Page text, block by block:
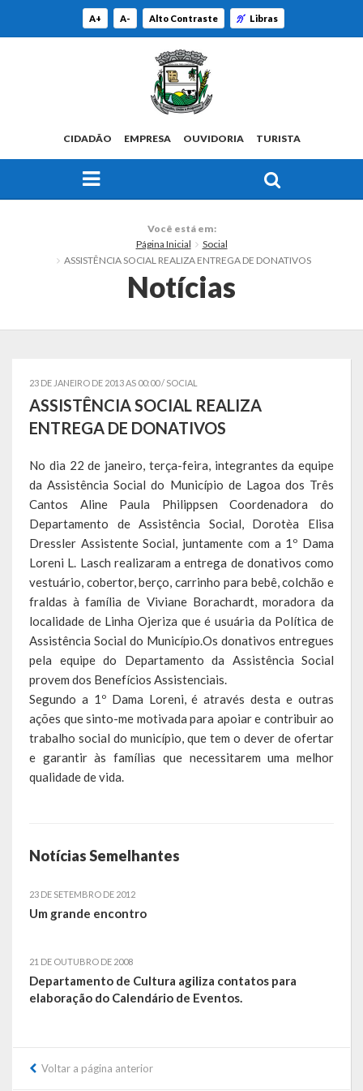
A+ A- Alto Contraste Libras
CIDADÃO EMPRESA OUVIDORIA TURISTA
Histórico
Governo
Administração
Ex-Administradores
Conselhos Municipais
Secretarias
Administração, Fazenda e Planejamento
Desenvolvimento Econômico
Desenvolvimento Social
Educação, Cultura, Turismo, Desporto e Lazer
Obras, Serviços Urbanos e Trânsito
Saúde
Histórias
A História da Comunidade Católica Nossa Senhora de Lourdes
de Vila Seca
A história da Comunidade Católica São Paulo de Lagoa dos Três
Cantos
Você está em:
Página Inicial
Social
ASSISTÊNCIA SOCIAL REALIZA ENTREGA DE DONATIVOS
Notícias
23 DE JANEIRO DE 2013 AS 00:00 / SOCIAL
ASSISTÊNCIA SOCIAL REALIZA
ENTREGA DE DONATIVOS
No dia 22 de janeiro, terça-feira, integrantes da equipe
da Assistência Social do Município de Lagoa dos Três
Cantos Aline Paula Philippsen Coordenadora do
Departamento de Assistência Social, Dorotèa Elisa
Dressler Assistente Social, juntamente com a 1º Dama
Loreni L. Lasch realizaram a entrega de donativos como
vestuário, cobertor, berço, carrinho para bebê, colchão e
fraldas à família de Viviane Borachardt, moradora da
localidade de Linha Ojeriza que é usuária da Política de
Assistência Social do Município.Os donativos entregues
pela equipe do Departamento da Assistência Social
provem dos Benefícios Assistenciais.
Segundo a 1º Dama Loreni, é através desta e outras
ações que sinto-me motivada para apoiar e contribuir ao
trabalho social do município, que tem o dever de ofertar
e garantir às famílias que necessitarem uma melhor
qualidade de vida.
Notícias Semelhantes
23 DE SETEMBRO DE 2012
Um grande encontro
21 DE OUTUBRO DE 2008
Departamento de Cultura agiliza contatos para
elaboração do Calendário de Eventos.
Voltar a página anterior